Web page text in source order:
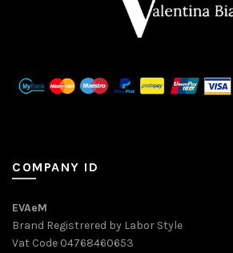
COMPANY ID
EVAeM
Brand Registrered by Labor Style
Vat Code 04768460653